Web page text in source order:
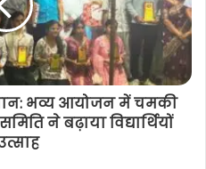
भव्य आयोजन में चमकी
ने बढ़ाया विद्यार्थियों